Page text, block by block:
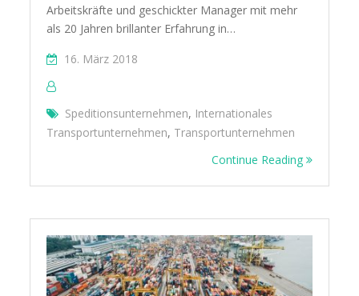
Arbeitskräfte und geschickter Manager mit mehr
als 20 Jahren brillanter Erfahrung in…
16. März 2018
Speditionsunternehmen, Internationales
Transportunternehmen, Transportunternehmen
Continue Reading